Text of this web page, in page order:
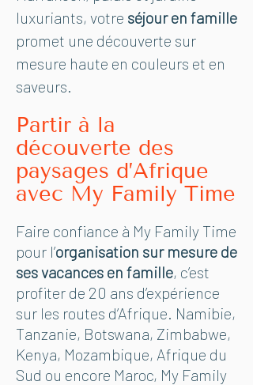
luxuriants, votre séjour en famille
promet une découverte sur
mesure haute en couleurs et en
saveurs.
Partir à la
découverte des
paysages d’Afrique
avec My Family Time
Faire confiance à My Family Time
pour l’organisation sur mesure de
ses vacances en famille, c’est
profiter de 20 ans d’expérience
sur les routes d’Afrique. Namibie,
Tanzanie, Botswana, Zimbabwe,
Kenya, Mozambique, Afrique du
Sud ou encore Maroc, My Family